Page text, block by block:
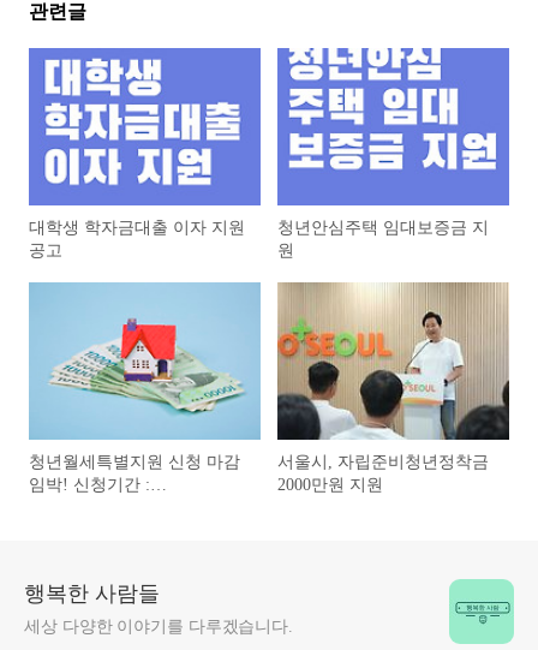
관련글
대학생 학자금대출 이자 지원
공고
청년안심주택 임대보증금 지
원
청년월세특별지원 신청 마감
임박! 신청기간 :
서울시, 자립준비청년정착금
2000만원 지원
행복한 사람들
세상 다양한 이야기를 다루겠습니다.